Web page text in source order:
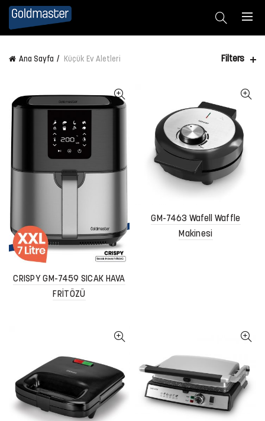
Ana Sayfa Küçük Ev Aletleri Filters
CRISPY GM-7459 SICAK HAVA
FRİTÖZÜ
GM-7463 Wafell Waffle
Makinesi